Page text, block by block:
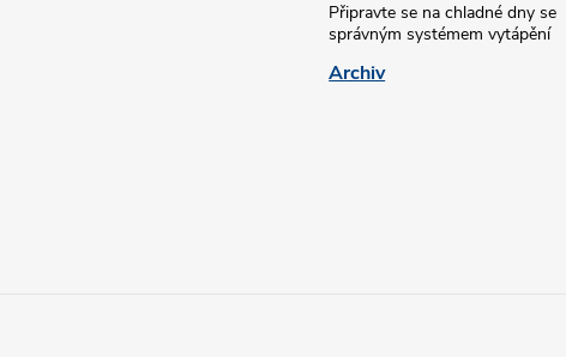
Připravte se na chladné dny se
správným systémem vytápění
Archiv